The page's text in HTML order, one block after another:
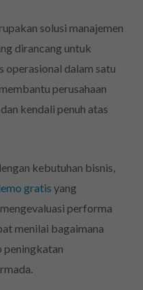
solusi manajemen
dirancang untuk
operasional dalam satu
perusahaan
kendali penuh atas
kebutuhan bisnis,
gratis yang
performa
menilai bagaimana
peningkatan